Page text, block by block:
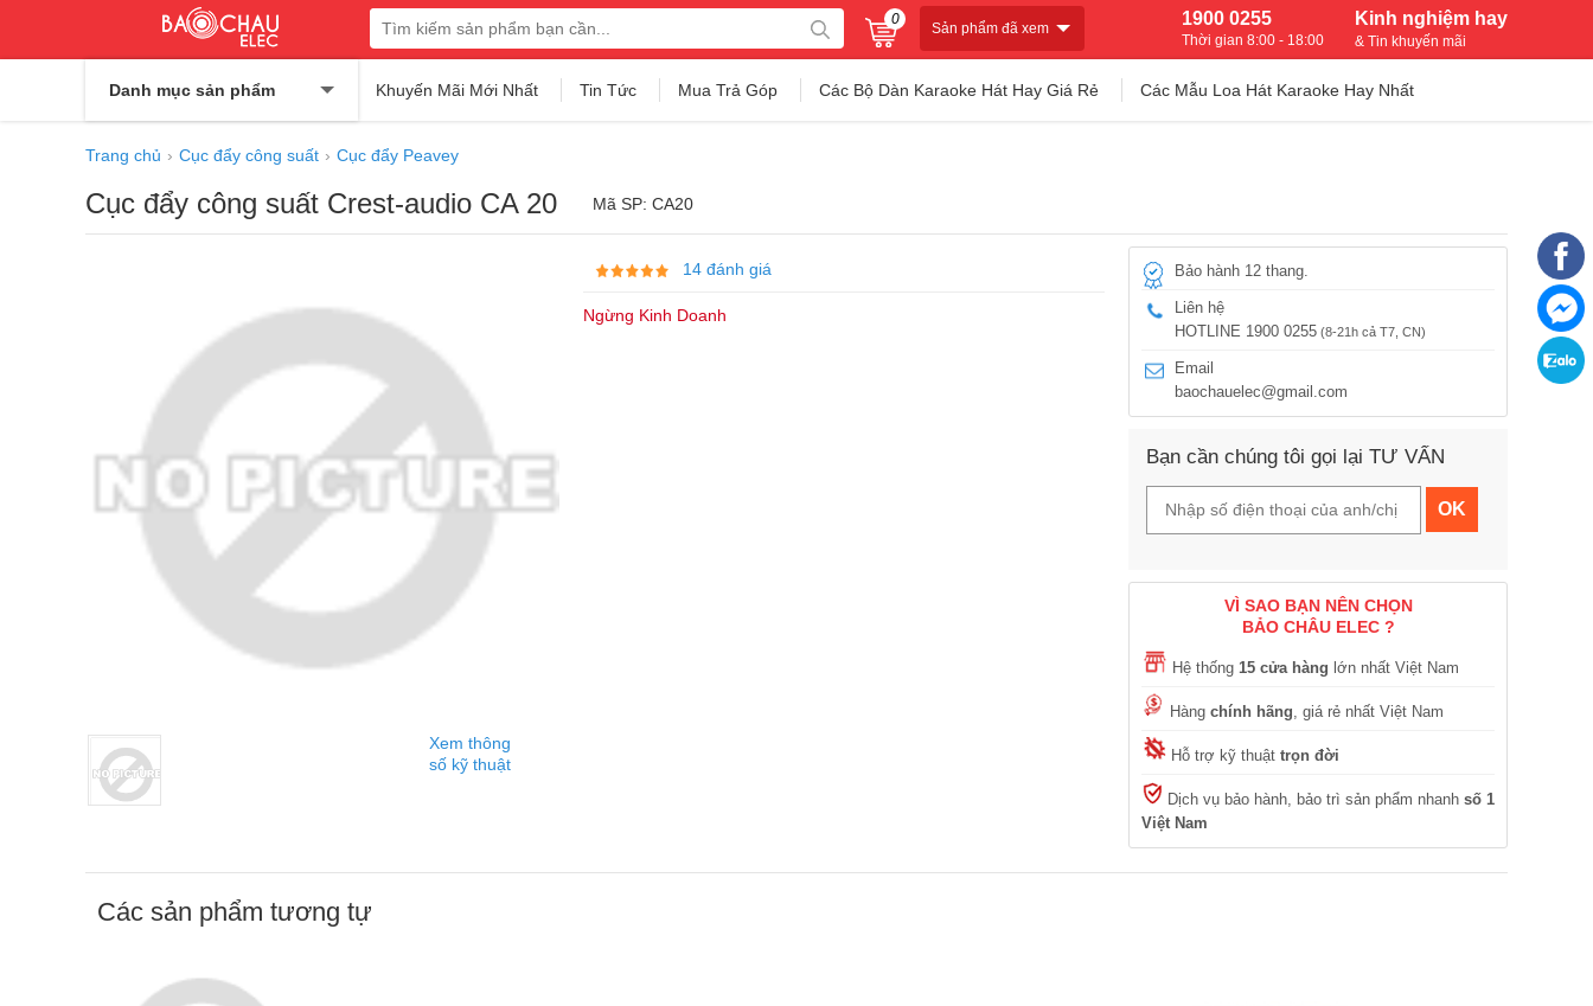
0
Sản phẩm đã xem Kinh nghiệm hay
& Tin khuyến mãi
1900 0255
Thời gian 8:00 - 18:00
Danh mục sản phẩm Khuyến Mãi Mới Nhất Tin Tức Mua Trả Góp Các Bộ Dàn Karaoke Hát Hay Giá Rẻ Các Mẫu Loa Hát Karaoke Hay Nhất
Trang chủ Cục đẩy công suất Cục đẩy Peavey
Cục đẩy công suất Crest-audio CA 20 Mã SP: CA20
Xem thông
số kỹ thuật
14 đánh giá
Ngừng Kinh Doanh
Bảo hành 12 thang.
Liên hệ
HOTLINE 1900 0255 (8-21h cả T7, CN)
Email
baochauelec@gmail.com
Bạn cần chúng tôi gọi lại TƯ VẤN
OK
VÌ SAO BẠN NÊN CHỌN
BẢO CHÂU ELEC ?
Hệ thống 15 cửa hàng lớn nhất Việt Nam
Hàng chính hãng, giá rẻ nhất Việt Nam
Hỗ trợ kỹ thuật trọn đời
Dịch vụ bảo hành, bảo trì sản phẩm nhanh số 1
Việt Nam
Các sản phẩm tương tự